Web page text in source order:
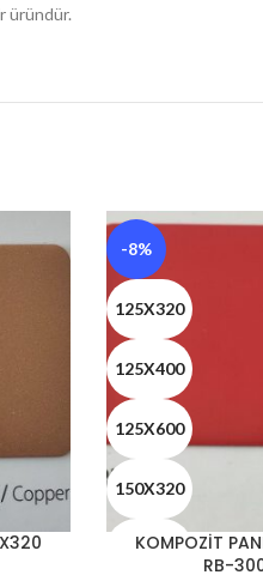
üründür.
-8%
125X320
125X400
125X600
150X320
150X400
KOMPOZİT
RB-